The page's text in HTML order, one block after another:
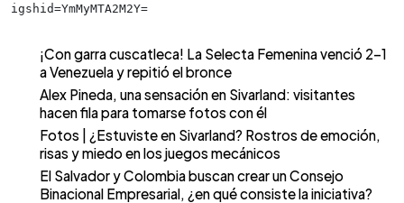
igshid=YmMyMTA2M2Y=
¡Con garra cuscatleca! La Selecta Femenina venció 2-1
a Venezuela y repitió el bronce
Alex Pineda, una sensación en Sivarland: visitantes
hacen fila para tomarse fotos con él
Fotos | ¿Estuviste en Sivarland? Rostros de emoción,
risas y miedo en los juegos mecánicos
El Salvador y Colombia buscan crear un Consejo
Binacional Empresarial, ¿en qué consiste la iniciativa?